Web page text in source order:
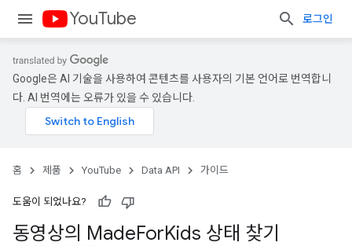
YouTube 로그인
Google은 AI 기술을 사용하여 콘텐츠를 사용자의 기본 언어로 번역합니
다. AI 번역에는 오류가 있을 수 있습니다.
홈 제품 YouTube Data API 가이드
도움이 되었나요?
동영상의 MadeForKids 상태 찾기